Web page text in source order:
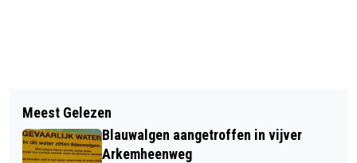
14 FEBRUARI: KLEURRIJKE KUNST
VEROVERT ONZE GEMEENTE
WOONWAGENSTANDPLAATSEN EN
TINY HOUSES IN DOORNSTEEG FASE 3
Meest Gelezen
Blauwalgen aangetroffen in vijver
Arkemheenweg